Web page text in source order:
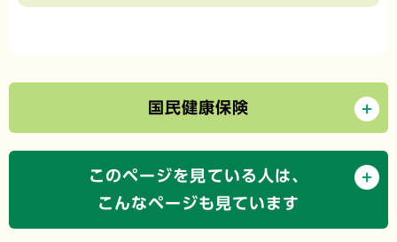
国民健康保険
このページを見ている人は、
こんなページも見ています